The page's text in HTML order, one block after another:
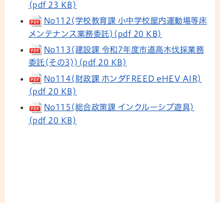
(pdf 23 KB)
No112(学校教育課 小中学校屋内運動場等床
メンテナンス業務委託)(pdf 20 KB)
No113(建設課 令和7年度市道高木伐採業務
委託(その3))(pdf 20 KB)
No114(財政課 ホンダFREED eHEV AIR)
(pdf 20 KB)
No115(総合政策課 インクルーシブ遊具)
(pdf 20 KB)